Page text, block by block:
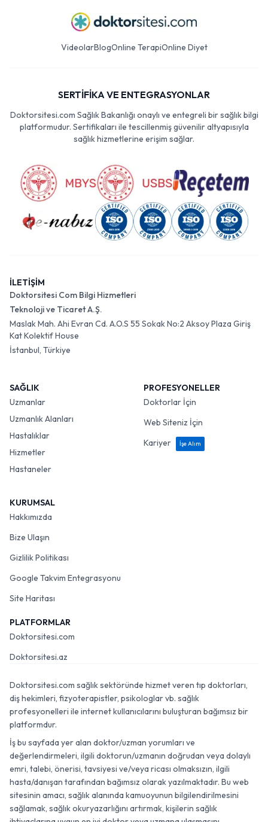
VideolarBlogOnline TerapiOnline Diyet
SERTİFİKA VE ENTEGRASYONLAR
Doktorsitesi.com Sağlık Bakanlığı onaylı ve entegreli bir sağlık bilgi
platformudur. Sertifikaları ile tescillenmiş güvenilir altyapısıyla
sağlık hizmetlerine erişim sağlar.
İLETİŞİM
Doktorsitesi Com Bilgi Hizmetleri
Teknoloji ve Ticaret A.Ş.
Maslak Mah. Ahi Evran Cd. A.O.S 55 Sokak No:2 Aksoy Plaza Giriş
Kat Kolektif House
İstanbul, Türkiye
SAĞLIK
Uzmanlar
Uzmanlık Alanları
Hastalıklar
Hizmetler
Hastaneler
PROFESYONELLER
Doktorlar İçin
Web Siteniz İçin
Kariyer
İşe Alım
KURUMSAL
Hakkımızda
Bize Ulaşın
Gizlilik Politikası
Google Takvim Entegrasyonu
Site Haritası
PLATFORMLAR
Doktorsitesi.com
Doktorsitesi.az
Doktorsitesi.com sağlık sektöründe hizmet veren tıp doktorları,
diş hekimleri, fizyoterapistler, psikologlar vb. sağlık
profesyonelleri ile internet kullanıcılarını buluşturan bağımsız bir
platformdur.
İş bu sayfada yer alan doktor/uzman yorumları ve
değerlendirmeleri, ilgili doktorun/uzmanın doğrudan veya dolaylı
emri, talebi, önerisi, tavsiyesi ve/veya ricası olmaksızın, ilgili
hasta/danışan tarafından bağımsız olarak yazılmaktadır. Bu web
sitesinin amacı, sağlık alanında kamuoyunun bilgilendirilmesini
sağlamak, sağlık okuryazarlığını artırmak, kişilerin sağlık